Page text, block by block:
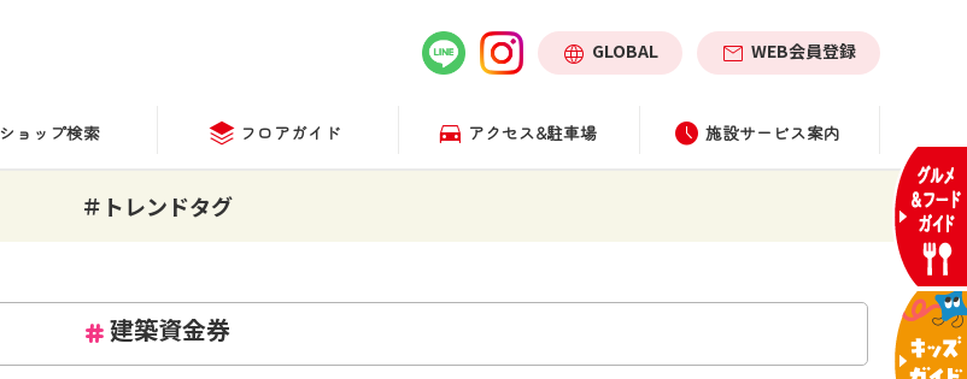
GLOBAL WEB会員登録
ショップ検索 フロアガイド アクセス&駐車場 施設サービス案内
＃トレンドタグ
建築資金券